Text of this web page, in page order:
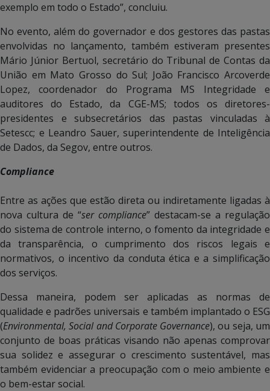
exemplo em todo o Estado”, concluiu.
No evento, além do governador e dos gestores das pastas
envolvidas no lançamento, também estiveram presentes
Mário Júnior Bertuol, secretário do Tribunal de Contas da
União em Mato Grosso do Sul; João Francisco Arcoverde
Lopez, coordenador do Programa MS Integridade e
auditores do Estado, da CGE-MS; todos os diretores-
presidentes e subsecretários das pastas vinculadas à
Setescc; e Leandro Sauer, superintendente de Inteligência
de Dados, da Segov, entre outros.
Compliance
Entre as ações que estão direta ou indiretamente ligadas à
nova cultura de “ser compliance” destacam-se a regulação
do sistema de controle interno, o fomento da integridade e
da transparência, o cumprimento dos riscos legais e
normativos, o incentivo da conduta ética e a simplificação
dos serviços.
Dessa maneira, podem ser aplicadas as normas de
qualidade e padrões universais e também implantado o ESG
(Environmental, Social and Corporate Governance), ou seja, um
conjunto de boas práticas visando não apenas comprovar
sua solidez e assegurar o crescimento sustentável, mas
também evidenciar a preocupação com o meio ambiente e
o bem-estar social.